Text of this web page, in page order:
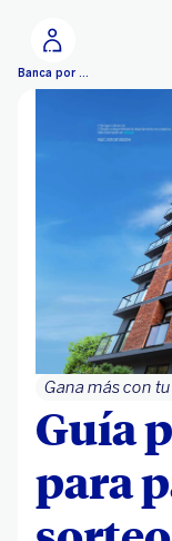
Banca por Internet
Gana más con
Guía
para